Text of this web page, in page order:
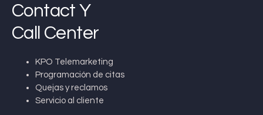
Contact Y
Call Center
KPO Telemarketing
Programación de citas
Quejas y reclamos
Servicio al cliente